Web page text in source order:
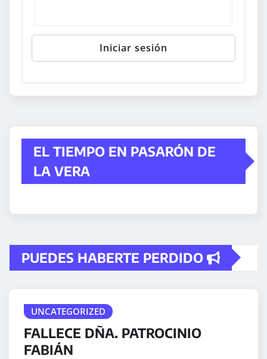
EL TIEMPO EN PASARÓN DE
LA VERA
PUEDES HABERTE PERDIDO
UNCATEGORIZED
FALLECE DÑA. PATROCINIO
FABIÁN